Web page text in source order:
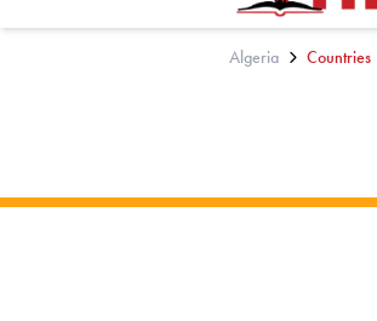
Countries
Algeria